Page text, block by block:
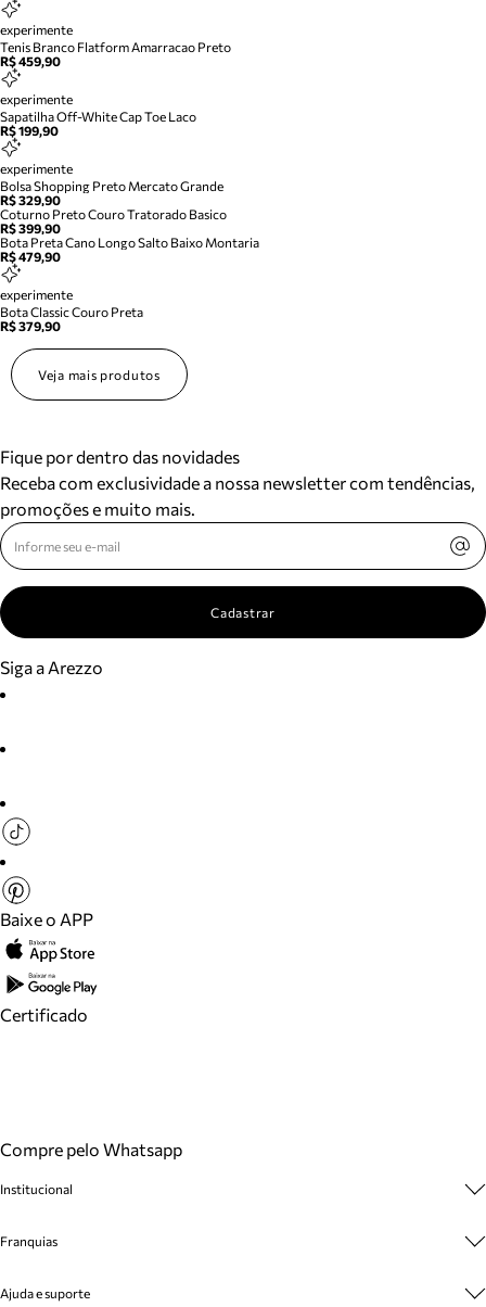
experimente
Tenis Branco Flatform Amarracao Preto
R$ 459,90
experimente
Sapatilha Off-White Cap Toe Laco
R$ 199,90
experimente
Bolsa Shopping Preto Mercato Grande
R$ 329,90
Coturno Preto Couro Tratorado Basico
R$ 399,90
Bota Preta Cano Longo Salto Baixo Montaria
R$ 479,90
experimente
Bota Classic Couro Preta
R$ 379,90
Veja mais produtos
Fique por dentro das novidades
Receba com exclusividade a nossa newsletter com tendências,
promoções e muito mais.
Cadastrar
Siga a Arezzo
Baixe o APP
Certificado
Compre pelo Whatsapp
Institucional
Cashback
Franquias
Ajuda e suporte